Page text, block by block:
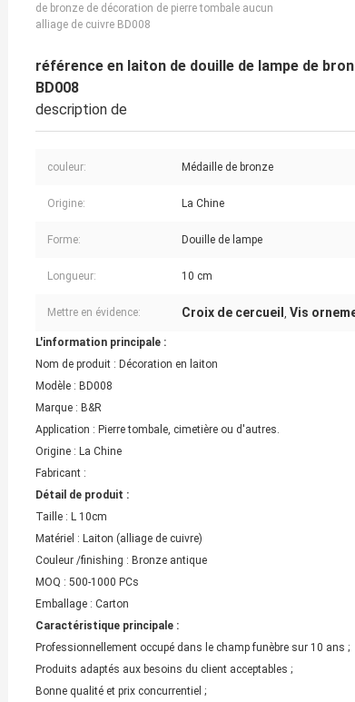
de bronze de décoration de pierre tombale aucun
alliage de cuivre BD008
référence en laiton de douille de lampe de
BD008
description de
couleur: Médaille de bronze
Origine: La Chine
Forme: Douille de lampe
Longueur: 10 cm
Mettre en évidence: Croix de cercueil , Vis
L'information principale :
Nom de produit : Décoration en laiton
Modèle : BD008
Marque : B&R
Application : Pierre tombale, cimetière ou d'autres.
Origine : La Chine
Fabricant :
Détail de produit :
Taille : L 10cm
Matériel : Laiton (alliage de cuivre)
Couleur /finishing : Bronze antique
MOQ : 500-1000 PCs
Emballage : Carton
Caractéristique principale :
Professionnellement occupé dans le champ funèbre sur 10 ans ;
Produits adaptés aux besoins du client acceptables ;
Bonne qualité et prix concurrentiel ;